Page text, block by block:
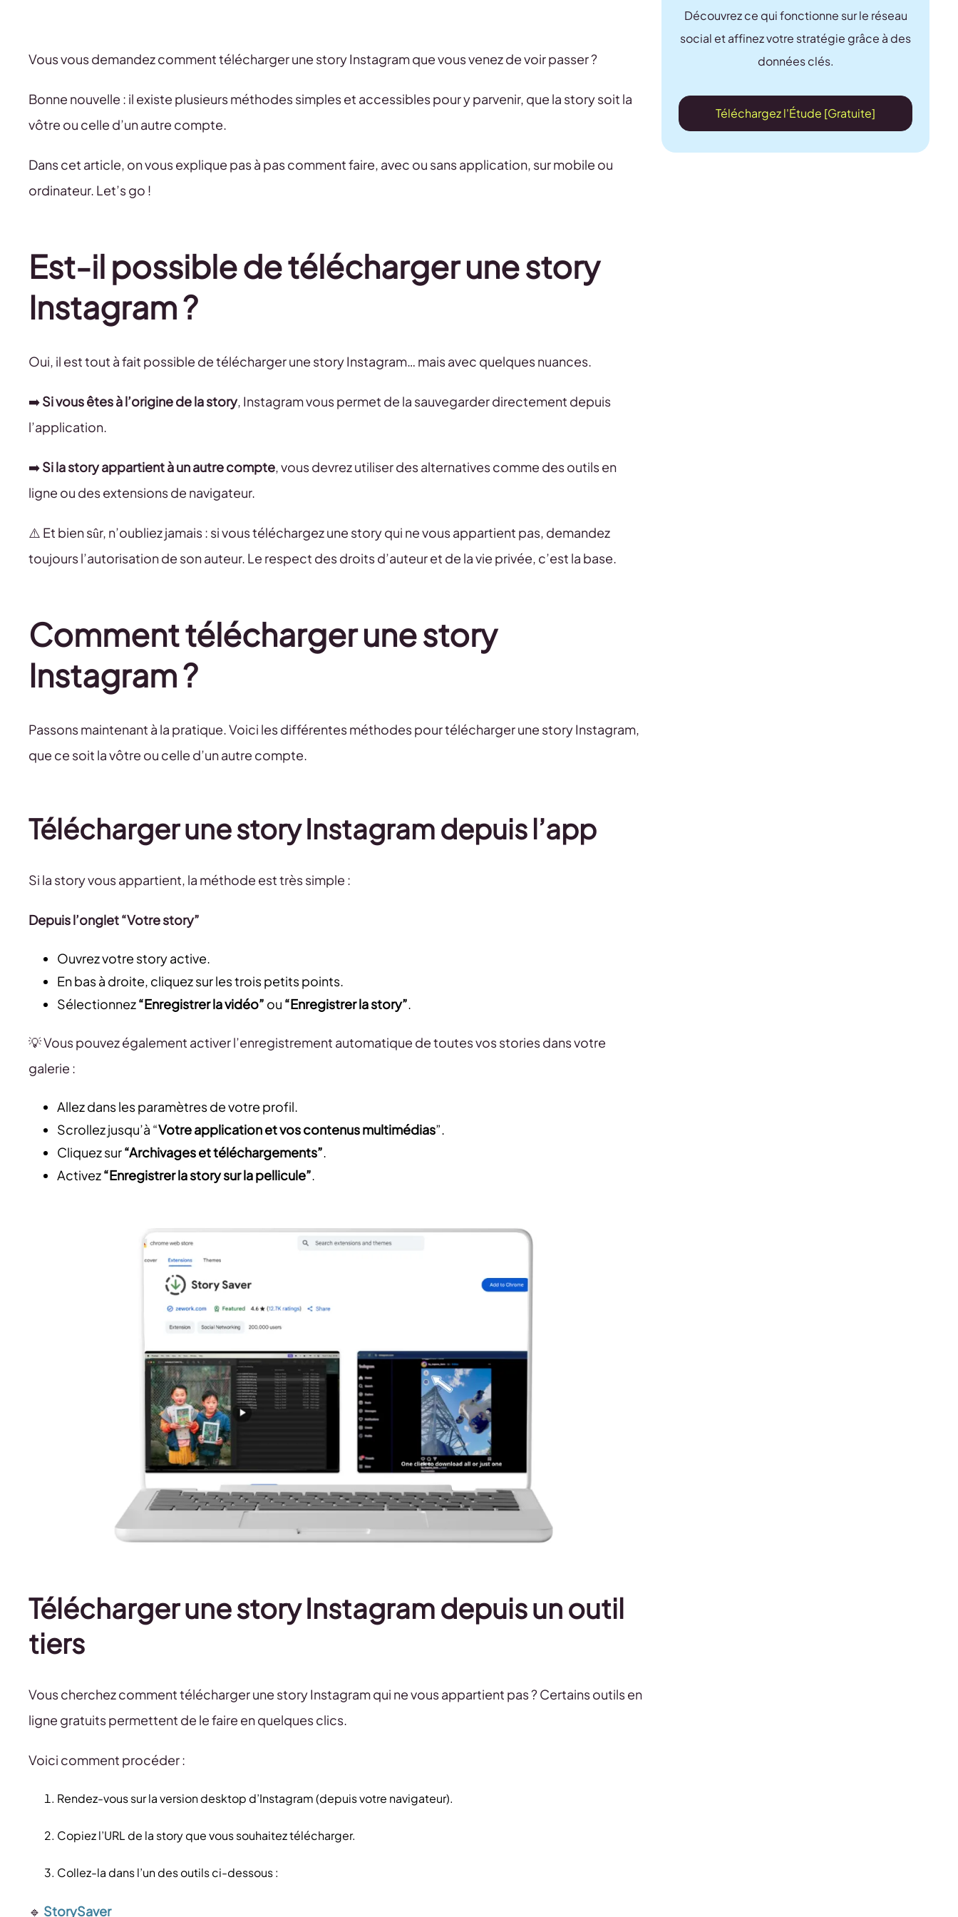
Vous vous demandez comment télécharger une story Instagram que vous venez de voir passer ?
Bonne nouvelle : il existe plusieurs méthodes simples et accessibles pour y parvenir, que la story soit la
vôtre ou celle d’un autre compte.
Dans cet article, on vous explique pas à pas comment faire, avec ou sans application, sur mobile ou
ordinateur. Let’s go !
Est-il possible de télécharger une story
Instagram ?
Oui, il est tout à fait possible de télécharger une story Instagram… mais avec quelques nuances.
➡️Si vous êtes à l’origine de la story, Instagram vous permet de la sauvegarder directement depuis
l’application.
➡️Si la story appartient à un autre compte, vous devrez utiliser des alternatives comme des outils en
ligne ou des extensions de navigateur.
⚠️ Et bien sûr, n’oubliez jamais : si vous téléchargez une story qui ne vous appartient pas, demandez
toujours l’autorisation de son auteur. Le respect des droits d’auteur et de la vie privée, c’est la base.
Comment télécharger une story
Instagram ?
Passons maintenant à la pratique. Voici les différentes méthodes pour télécharger une story Instagram,
que ce soit la vôtre ou celle d’un autre compte.
Télécharger une story Instagram depuis l’app
Si la story vous appartient, la méthode est très simple :
Depuis l’onglet “Votre story”
Ouvrez votre story active.
En bas à droite, cliquez sur les trois petits points.
Sélectionnez“Enregistrer la vidéo” ou “Enregistrer la story”.
💡 Vous pouvez également activer l’enregistrement automatique de toutes vos stories dans votre
galerie :
Allez dans les paramètres de votre profil.
Scrollez jusqu’à “Votre application et vos contenus multimédias”.
Cliquez sur“Archivages et téléchargements”.
Activez“Enregistrer la story sur la pellicule”.
Télécharger une story Instagram depuis un outil
tiers
Vous cherchez comment télécharger une story Instagram qui ne vous appartient pas ? Certains outils en
ligne gratuits permettent de le faire en quelques clics.
Voici comment procéder :
Rendez-vous sur la version desktop d’Instagram (depuis votre navigateur).
Copiez l’URL de la story que vous souhaitez télécharger.
Collez-la dans l’un des outils ci-dessous :
🔹 StorySaver
Découvrez ce qui fonctionne sur le réseau
social et affinez votre stratégie grâce à des
données clés.
Téléchargez l'Étude [Gratuite]